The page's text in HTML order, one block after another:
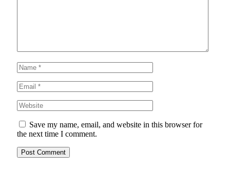
Save my name, email, and website in this browser for
the next time I comment.